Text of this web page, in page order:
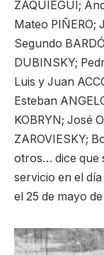
ZAQUIEGUI;
Mateo PIÑERO;
Segundo
DUBINSKY;
Luis y Juan
Esteban
KOBRYN; José
ZAROVIESKY;
otros… dice que
servicio en el
el 25 de mayo